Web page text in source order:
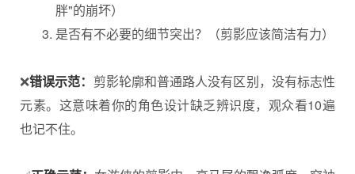
胖"的崩坏）
是否有不必要的细节突出？（剪影应该简洁有力）
❌错误示范： 剪影轮廓和普通路人没有区别，没有标志性
元素。这意味着你的角色设计缺乏辨识度，观众看10遍
也记不住。